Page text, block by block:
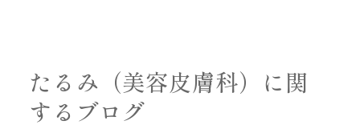
たるみ（美容皮膚科）に関
するブログ